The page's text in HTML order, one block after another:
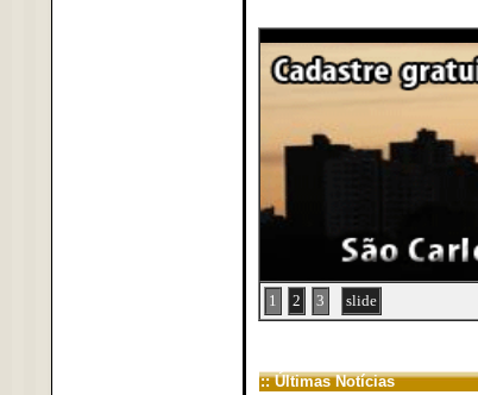
1 2 3 slide
:: Últimas Notícias